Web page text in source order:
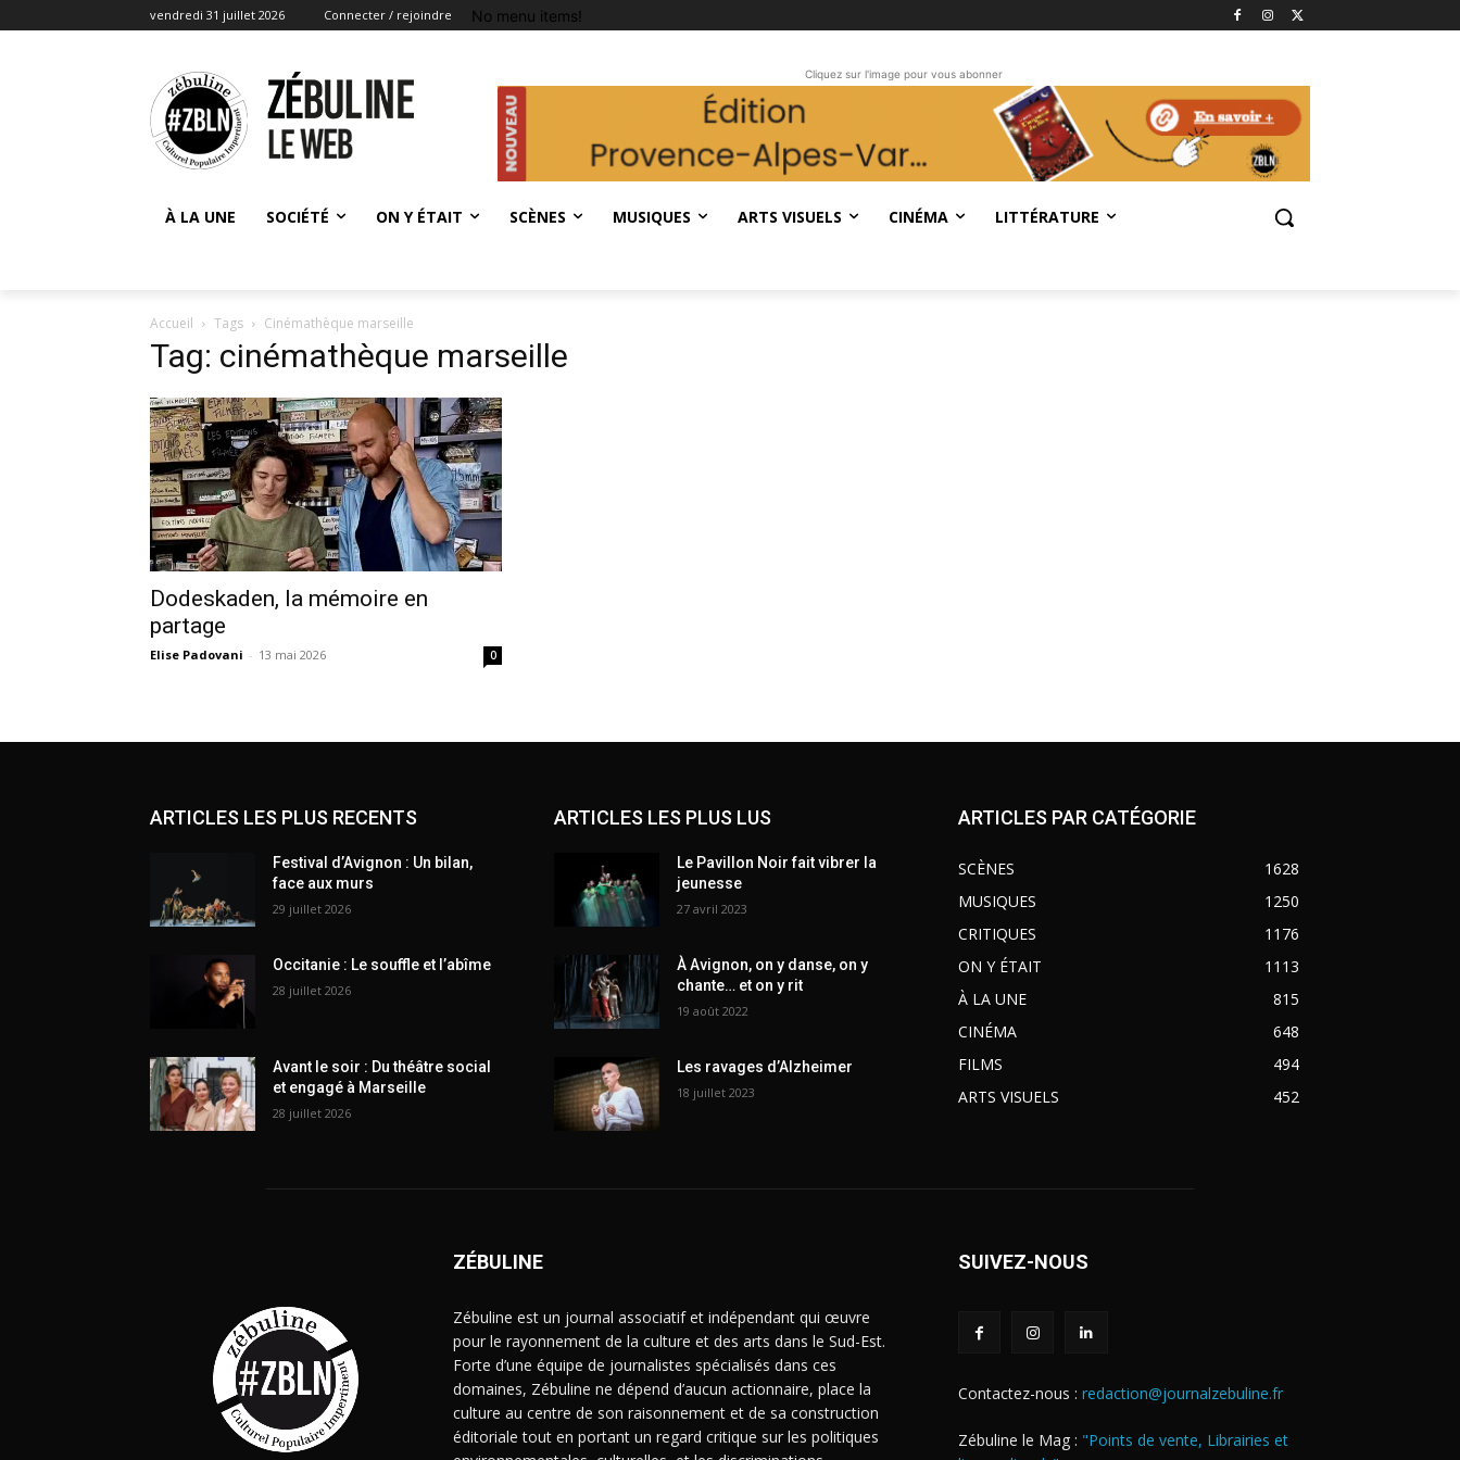
vendredi 31 juillet 2026 Connecter / rejoindre No menu items!
Cliquez sur l'image pour vous abonner
À LA UNE SOCIÉTÉ ON Y ÉTAIT SCÈNES MUSIQUES ARTS VISUELS CINÉMA LITTÉRATURE
Accueil Tags Cinémathèque marseille
Tag: cinémathèque marseille
Dodeskaden, la mémoire en
partage
Elise Padovani - 13 mai 2026 0
ARTICLES LES PLUS RECENTS
Festival d’Avignon : Un bilan,
face aux murs
29 juillet 2026
Occitanie : Le souffle et l’abîme
28 juillet 2026
Avant le soir : Du théâtre social
et engagé à Marseille
28 juillet 2026
ARTICLES LES PLUS LUS
Le Pavillon Noir fait vibrer la
jeunesse
27 avril 2023
À Avignon, on y danse, on y
chante… et on y rit
19 août 2022
Les ravages d’Alzheimer
18 juillet 2023
ARTICLES PAR CATÉGORIE
SCÈNES
1628
MUSIQUES
1250
CRITIQUES
1176
ON Y ÉTAIT
1113
À LA UNE
815
CINÉMA
648
FILMS
494
ARTS VISUELS
452
ZÉBULINE
Zébuline est un journal associatif et indépendant qui œuvre
pour le rayonnement de la culture et des arts dans le Sud-Est.
Forte d’une équipe de journalistes spécialisés dans ces
domaines, Zébuline ne dépend d’aucun actionnaire, place la
culture au centre de son raisonnement et de sa construction
éditoriale tout en portant un regard critique sur les politiques
SUIVEZ-NOUS
Contactez-nous : redaction@journalzebuline.fr
Zébuline le Mag : "Points de vente, Librairies et